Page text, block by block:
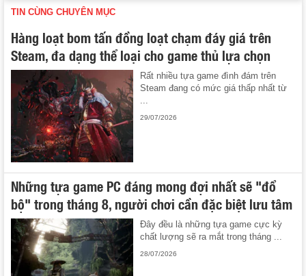
TIN CÙNG CHUYÊN MỤC
Hàng loạt bom tấn đồng loạt chạm đáy giá trên
Steam, đa dạng thể loại cho game thủ lựa chọn
Rất nhiều tựa game đình đám trên
Steam đang có mức giá thấp nhất từ
...
29/07/2026
Những tựa game PC đáng mong đợi nhất sẽ "đổ
bộ" trong tháng 8, người chơi cần đặc biệt lưu tâm
Đây đều là những tựa game cực kỳ
chất lượng sẽ ra mắt trong tháng ...
28/07/2026